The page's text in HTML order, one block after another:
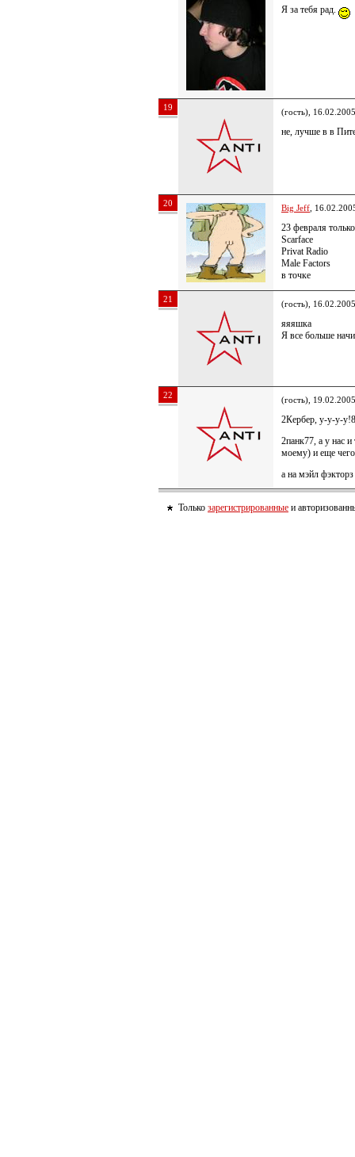
Я за тебя рад.
19 (гость),
не, лучше в в
20 Big Jeff ,
23 февраля
Scarface
Privat Radio
Male Factors
в точке
21 (гость),
яяяшка
Я все больше
22 (гость),
2Кербер, у-у-у-
2панк77, а у нас
моему) и еще
а на мэйл
Только зарегистрированные и